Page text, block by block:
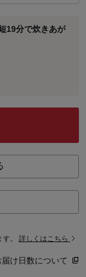
19分で炊きあが
す。 詳しくはこちら
届け日数について